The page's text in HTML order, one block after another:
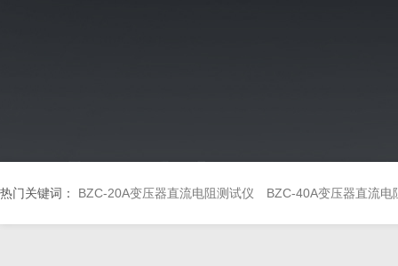
热门关键词： BZC-20A变压器直流电阻测试仪 BZC-40A变压器直流电